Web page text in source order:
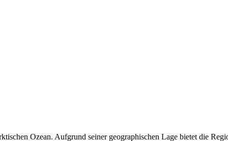
Ozean. Aufgrund seiner geographischen Lage bietet die